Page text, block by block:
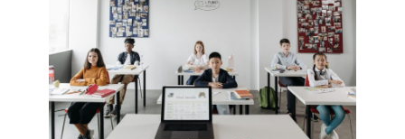
VELOCITY
BY
MOST
—
МЕЖДУНАРОДНУЮ
ПРОГРАММУ